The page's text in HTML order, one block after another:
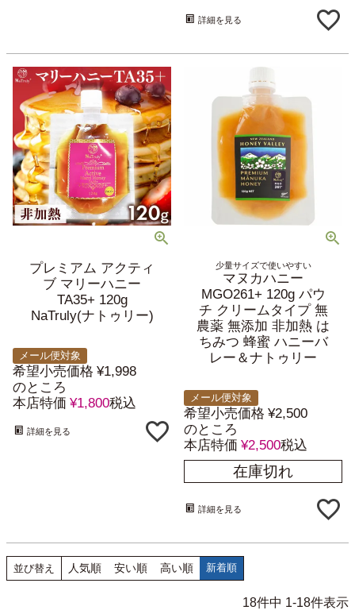
詳細を見る
プレミアム アクティ
ブ マリーハニー
TA35+ 120g
NaTruly(ナトゥリー)
メール便対象
希望小売価格 ¥1,998
のところ
本店特価 ¥1,800税込
詳細を見る
少量サイズで使いやすい
マヌカハニー
MGO261+ 120g パウ
チ クリームタイプ 無
農薬 無添加 非加熱 は
ちみつ 蜂蜜 ハニーバ
レー＆ナトゥリー
メール便対象
希望小売価格 ¥2,500
のところ
本店特価 ¥2,500税込
在庫切れ
詳細を見る
並び替え 人気順 安い順 高い順 新着順
18件中 1-18件表示